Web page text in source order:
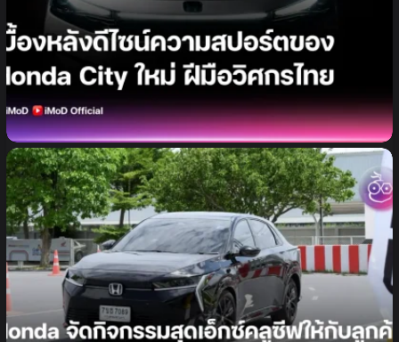
เบื้องหลังดีไซน์ความสปอร์ตของ Honda City
ใหม่ จากฝีมือทีมวิศวกรไทย ที่ปลุกรถซิตี้คาร์
ยอดนิยมให้กลับมาสั่นทุกสตรีท